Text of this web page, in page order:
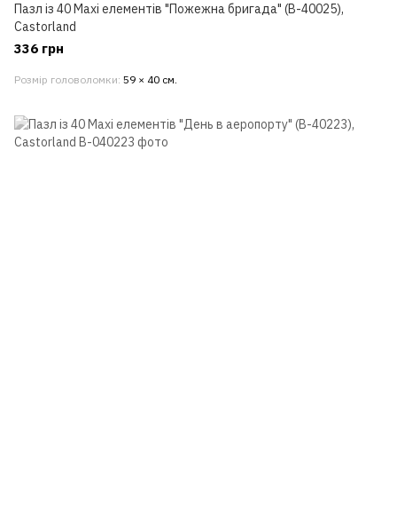
Пазл із 40 Maxi елементів "Пожежна бригада" (B-40025),
Castorland
336 грн
Розмір головоломки 59 × 40 см.